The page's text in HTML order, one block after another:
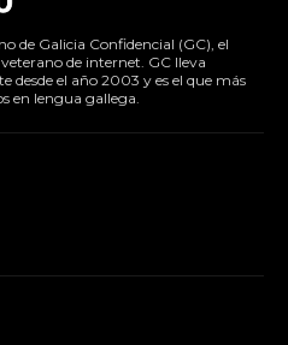
de Galicia Confidencial (GC), el
de internet. GC lleva
el año 2003 y es el que más
en lengua gallega.